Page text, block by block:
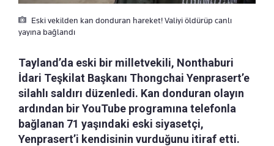
Eski vekilden kan donduran hareket! Valiyi öldürüp canlı
yayına bağlandı
Tayland’da eski bir milletvekili, Nonthaburi
İdari Teşkilat Başkanı Thongchai Yenprasert’e
silahlı saldırı düzenledi. Kan donduran olayın
ardından bir YouTube programına telefonla
bağlanan 71 yaşındaki eski siyasetçi,
Yenprasert’i kendisinin vurduğunu itiraf etti.